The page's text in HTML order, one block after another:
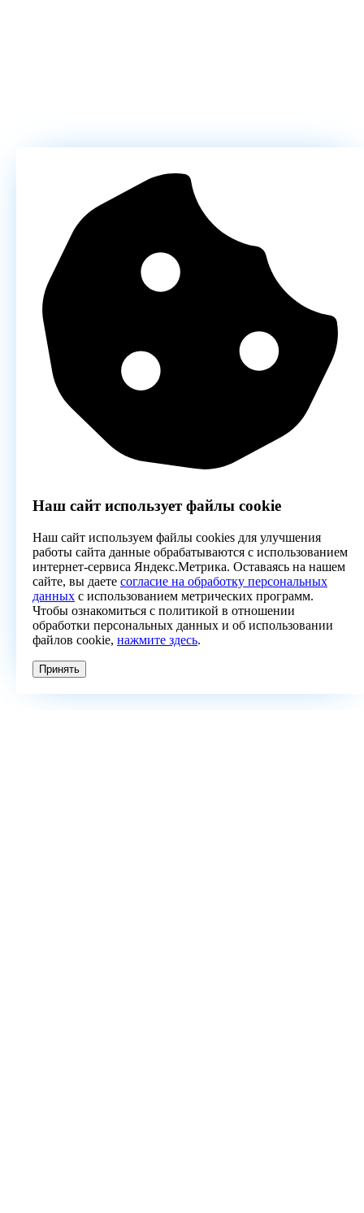
Наш сайт использует файлы cookie
Наш сайт используем файлы cookies для улучшения
работы сайта данные обрабатываются с использованием
интернет-сервиса Яндекс.Метрика. Оставаясь на нашем
сайте, вы даете согласие на обработку персональных
данных с использованием метрических программ.
Чтобы ознакомиться с политикой в отношении
обработки персональных данных и об использовании
файлов cookie, нажмите здесь.
Принять